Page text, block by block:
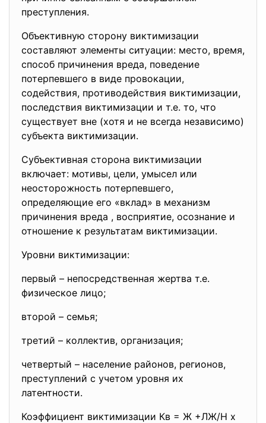
преступления.
Объективную сторону виктимизации
составляют элементы ситуации: место, время,
способ причинения вреда, поведение
потерпевшего в виде провокации,
содействия, противодействия виктимизации,
последствия виктимизации и т.е. то, что
существует вне (хотя и не всегда независимо)
субъекта виктимизации.
Субъективная сторона виктимизации
включает: мотивы, цели, умысел или
неосторожность потерпевшего,
определяющие его «вклад» в механизм
причинения вреда , восприятие, осознание и
отношение к результатам виктимизации.
Уровни виктимизации:
первый – непосредственная жертва т.е.
физическое лицо;
второй – семья;
третий – коллектив, организация;
четвертый – население районов, регионов,
преступлений с учетом уровня их
латентности.
Коэффициент виктимизации Кв = Ж +ЛЖ/Н х